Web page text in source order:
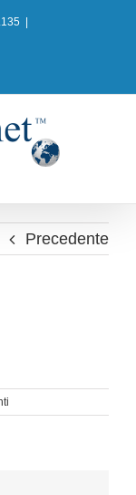
Precedente